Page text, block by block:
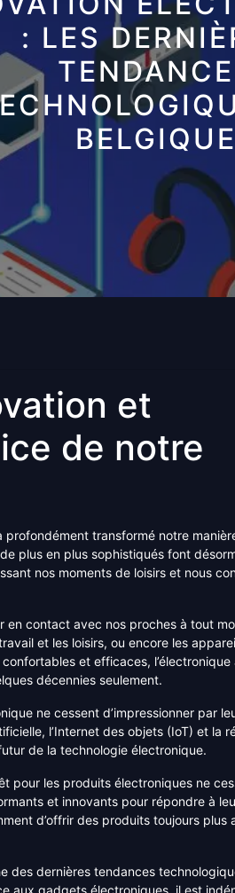
: LES
BELGIQUE
et
de notre
profondément transformé notre
plus en plus sophistiqués font
nos moments de loisirs et nous
contact avec nos proches à tout
et les loisirs, ou encore les
et efficaces, l’électronique
décennies seulement.
ne cessent d’impressionner par
l’Internet des objets (IoT) et la
de la technologie électronique.
pour les produits électroniques ne
et innovants pour répondre à
d’offrir des produits toujours plus
des dernières tendances